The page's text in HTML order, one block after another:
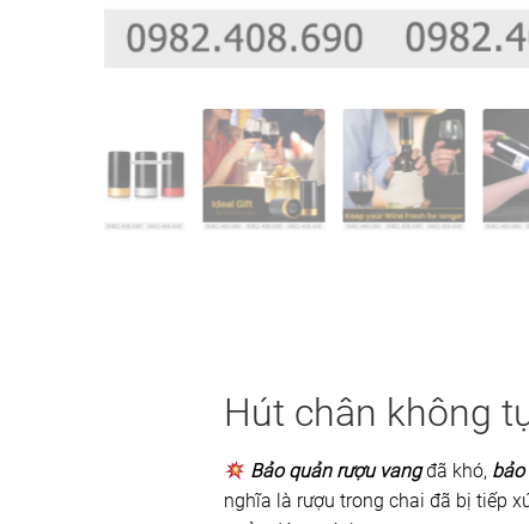
Hút chân không
Bảo quản rượu vang đã khó,
nghĩa là rượu trong chai đã bị tiếp